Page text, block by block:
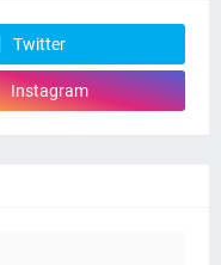
Twitter
Instagram